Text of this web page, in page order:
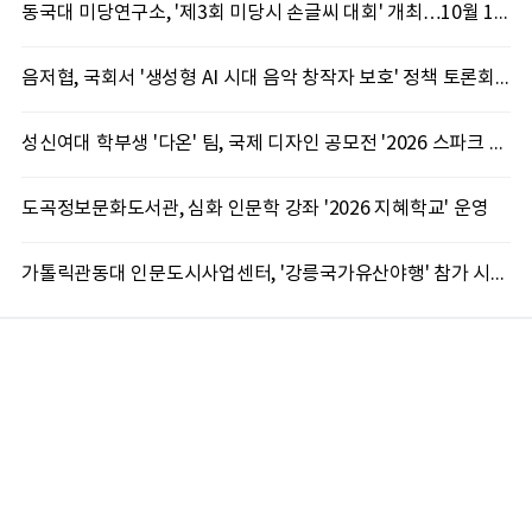
동국대 미당연구소, '제3회 미당시 손글씨 대회' 개최…10월 12일까지 접수
음저협, 국회서 '생성형 AI 시대 음악 창작자 보호' 정책 토론회 10일 개최
성신여대 학부생 '다온' 팀, 국제 디자인 공모전 '2026 스파크 어워드' 동상 수상
도곡정보문화도서관, 심화 인문학 강좌 '2026 지혜학교' 운영
가톨릭관동대 인문도시사업센터, '강릉국가유산야행' 참가 시민 15명 모집